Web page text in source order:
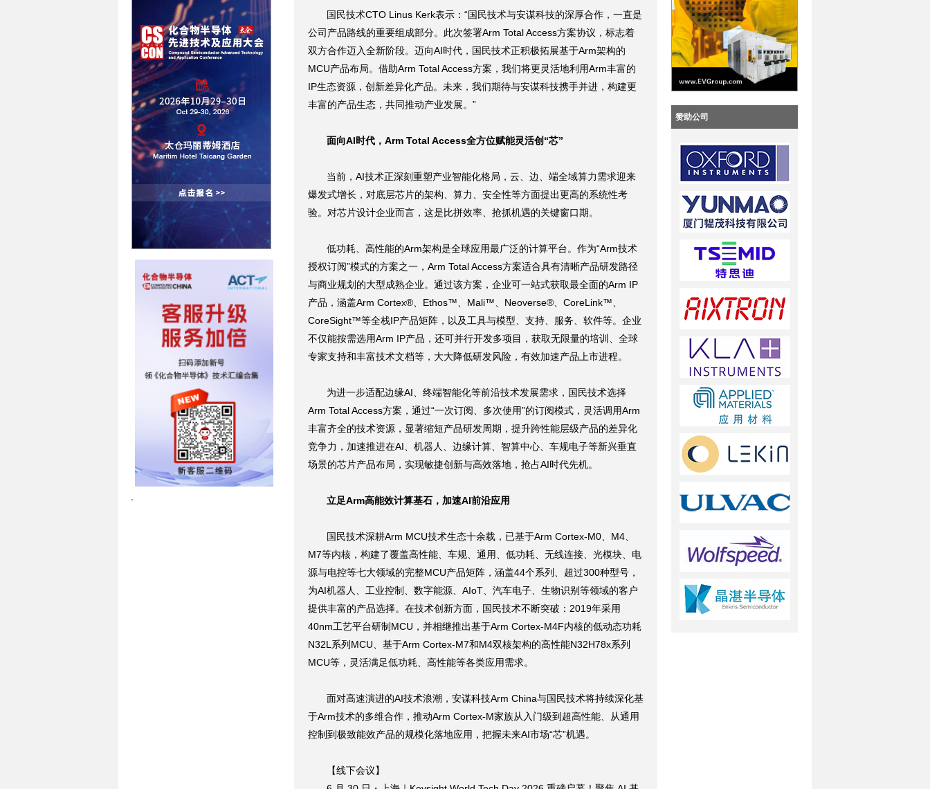
国民技术CTO Linus Kerk表示：“国民技术与安谋科技的深厚合作，一直是
公司产品路线的重要组成部分。此次签署Arm Total Access方案协议，标志着
双方合作迈入全新阶段。迈向AI时代，国民技术正积极拓展基于Arm架构的
MCU产品布局。借助Arm Total Access方案，我们将更灵活地利用Arm丰富的
IP生态资源，创新差异化产品。未来，我们期待与安谋科技携手并进，构建更
丰富的产品生态，共同推动产业发展。”
面向AI时代，Arm Total Access全方位赋能灵活创“芯”
当前，AI技术正深刻重塑产业智能化格局，云、边、端全域算力需求迎来
爆发式增长，对底层芯片的架构、算力、安全性等方面提出更高的系统性考
验。对芯片设计企业而言，这是比拼效率、抢抓机遇的关键窗口期。
低功耗、高性能的Arm架构是全球应用最广泛的计算平台。作为“Arm技术
授权订阅”模式的方案之一，Arm Total Access方案适合具有清晰产品研发路径
与商业规划的大型成熟企业。通过该方案，企业可一站式获取最全面的Arm IP
产品，涵盖Arm Cortex®、Ethos™、Mali™、Neoverse®、CoreLink™、
CoreSight™等全栈IP产品矩阵，以及工具与模型、支持、服务、软件等。企业
不仅能按需选用Arm IP产品，还可并行开发多项目，获取无限量的培训、全球
专家支持和丰富技术文档等，大大降低研发风险，有效加速产品上市进程。
为进一步适配边缘AI、终端智能化等前沿技术发展需求，国民技术选择
Arm Total Access方案，通过“一次订阅、多次使用”的订阅模式，灵活调用Arm
丰富齐全的技术资源，显著缩短产品研发周期，提升跨性能层级产品的差异化
竞争力，加速推进在AI、机器人、边缘计算、智算中心、车规电子等新兴垂直
场景的芯片产品布局，实现敏捷创新与高效落地，抢占AI时代先机。
立足Arm高能效计算基石，加速AI前沿应用
国民技术深耕Arm MCU技术生态十余载，已基于Arm Cortex-M0、M4、
M7等内核，构建了覆盖高性能、车规、通用、低功耗、无线连接、光模块、电
源与电控等七大领域的完整MCU产品矩阵，涵盖44个系列、超过300种型号，
为AI机器人、工业控制、数字能源、AIoT、汽车电子、生物识别等领域的客户
提供丰富的产品选择。在技术创新方面，国民技术不断突破：2019年采用
40nm工艺平台研制MCU，并相继推出基于Arm Cortex-M4F内核的低动态功耗
N32L系列MCU、基于Arm Cortex-M7和M4双核架构的高性能N32H78x系列
MCU等，灵活满足低功耗、高性能等各类应用需求。
面对高速演进的AI技术浪潮，安谋科技Arm China与国民技术将持续深化基
于Arm技术的多维合作，推动Arm Cortex-M家族从入门级到超高性能、从通用
控制到极致能效产品的规模化落地应用，把握未来AI市场“芯”机遇。
【线下会议】
赞助公司